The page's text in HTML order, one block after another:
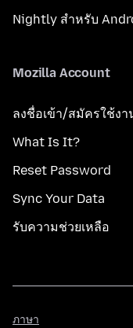
Nightly สำหรับ
Mozilla Account
ลงชื่อเข้า/สมัครใช้งา
What Is It?
Reset Password
Sync Your Data
รับความช่วยเหลือ
ภาษา